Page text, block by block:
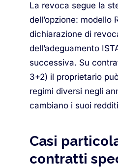
La revoca segue la
dell’opzione: modello
dichiarazione di
dell’adeguamento
successiva. Su
3+2) il proprietario
regimi diversi negli
cambiano i suoi
Casi
contratti